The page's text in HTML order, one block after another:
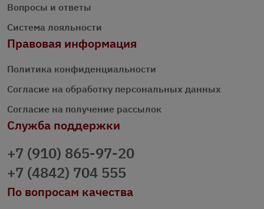
Вопросы и ответы
Система лояльности
Правовая информация
Политика конфиденциальности
Согласие на обработку персональных данных
Согласие на получение рассылок
Служба поддержки
+7 (910) 865-97-20
+7 (4842) 704 555
По вопросам качества